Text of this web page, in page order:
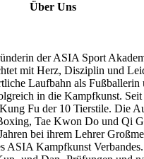
Über Uns
der ASIA Sport
mit Herz, Disziplin und
Laufbahn als Fußballerin
in die Kampfkunst.
Fu der 10 Tierstile. Die
Tae Kwon Do und Qi
bei ihrem Lehrer
ASIA Kampfkunst